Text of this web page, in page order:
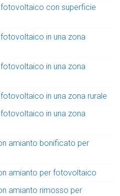
con superficie
in una zona
in una zona
in una zona rurale
in una zona
amianto bonificato per
amianto per fotovoltaico
amianto rimosso per